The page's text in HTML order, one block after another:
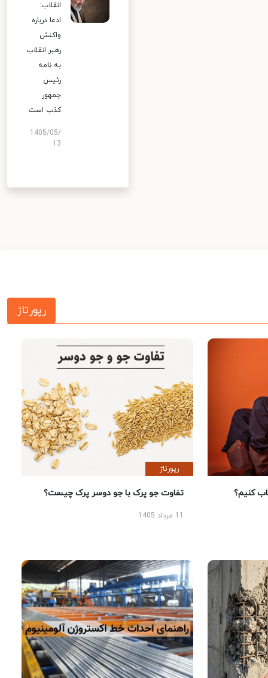
انقلاب:
ادعا درباره
واکنش
رهبر انقلاب
به نامه
رئیس
جمهور
کذب است
1405/05/
13
رپورتاژ
کنیم؟
رپورتاژ
تفاوت جو پرک با جو دوسر پرک چیست؟